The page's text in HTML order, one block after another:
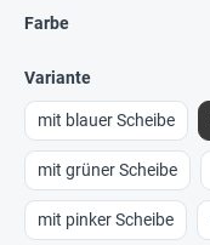
Farbe
Variante
mit blauer Scheibe
mit grüner Scheibe
mit pinker Scheibe